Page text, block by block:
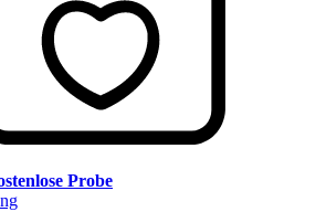
Probe